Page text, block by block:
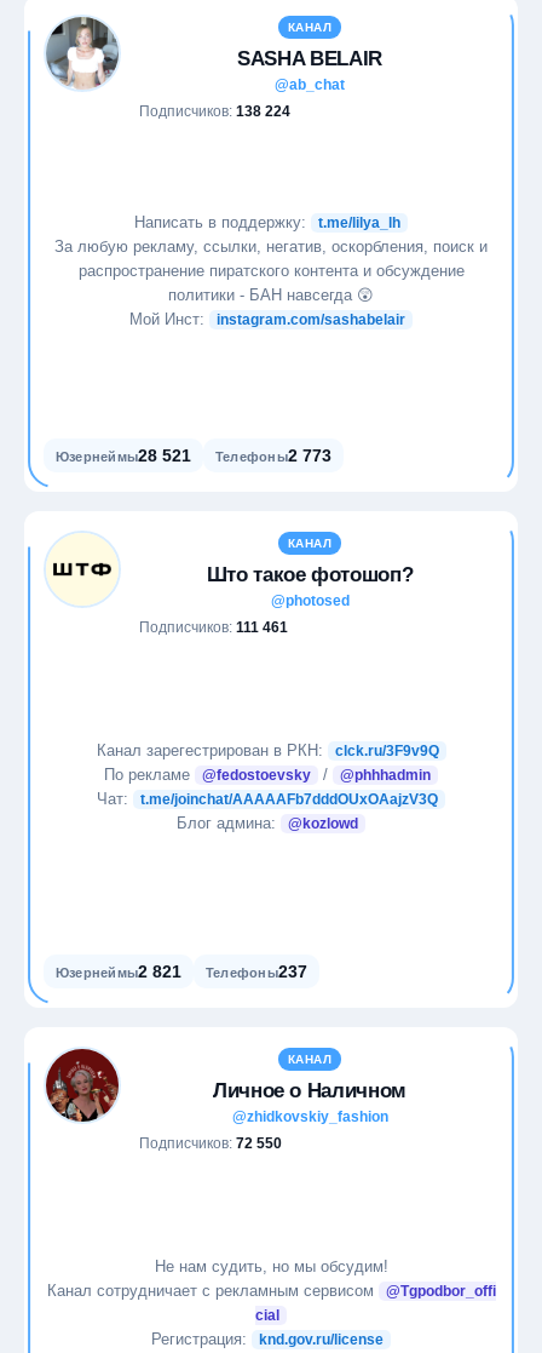
КАНАЛ
SASHA BELAIR
@ab_chat
Подписчиков: 138 224
Написать в поддержку: t.me/lilya_lh
За любую рекламу, ссылки, негатив, оскорбления, поиск и
распространение пиратского контента и обсуждение
политики - БАН навсегда 😲
Мой Инст:
instagram.com/sashabelair
Юзернеймы28 521 Телефоны2 773
КАНАЛ
Што такое фотошоп?
@photosed
Подписчиков: 111 461
Канал зарегестрирован в РКН: clck.ru/3F9v9Q
По рекламе @fedostoevsky / @phhhadmin
Чат: t.me/joinchat/AAAAAFb7dddOUxOAajzV3Q
Блог админа: @kozlowd
Юзернеймы2 821 Телефоны237
КАНАЛ
Личное о Наличном
@zhidkovskiy_fashion
Подписчиков: 72 550
Не нам судить, но мы обсудим!
Канал сотрудничает с рекламным сервисом
@Tgpodbor_offi
cial
Регистрация: knd.gov.ru/license